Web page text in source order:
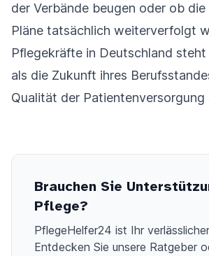
der Verbände beugen oder ob
Pläne tatsächlich weiterverfolgt
Pflegekräfte in Deutschland
als die Zukunft ihres
Qualität der Patientenversorgung
Brauchen Sie
Pflege?
PflegeHelfer24 ist Ihr
Entdecken Sie unsere Ratgeber